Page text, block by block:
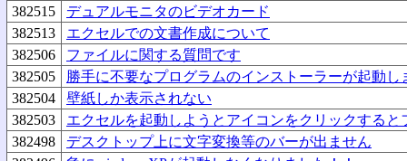
382515
デュアルモニタのビデオカード
382513
エクセルでの文書作成について
382506
ファイルに関する質問です
382505
勝手に不要なプログラムのインストーラーが起動し
382504
壁紙しか表示されない
382503
エクセルを起動しようとアイコンをクリックすると
382498
デスクトップ上に文字変換等のバーが出ません